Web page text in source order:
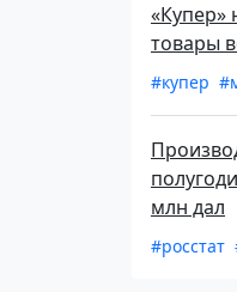
«Купер»
товары
#купер
млн дал
#росстат